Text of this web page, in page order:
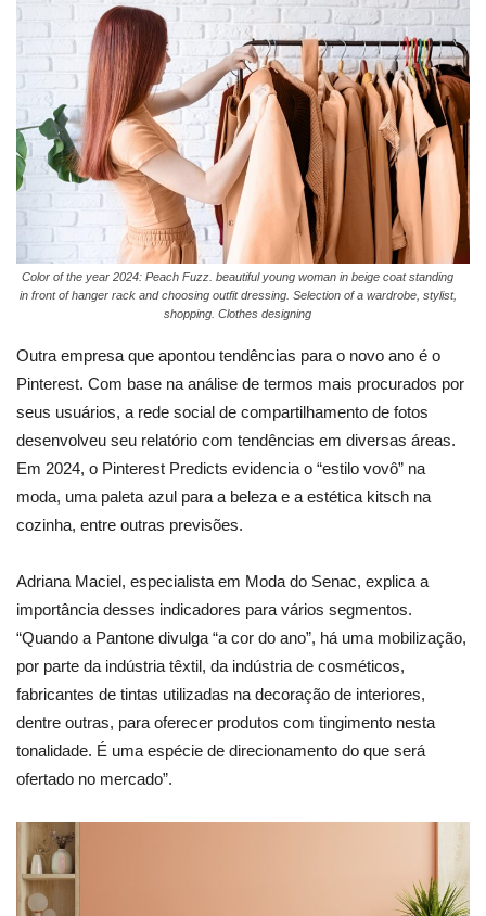
Color of the year 2024: Peach Fuzz. beautiful young woman in beige coat standing
in front of hanger rack and choosing outfit dressing. Selection of a wardrobe, stylist,
shopping. Clothes designing
Outra empresa que apontou tendências para o novo ano é o
Pinterest. Com base na análise de termos mais procurados por
seus usuários, a rede social de compartilhamento de fotos
desenvolveu seu relatório com tendências em diversas áreas.
Em 2024, o Pinterest Predicts evidencia o “estilo vovô” na
moda, uma paleta azul para a beleza e a estética kitsch na
cozinha, entre outras previsões.
Adriana Maciel, especialista em Moda do Senac, explica a
importância desses indicadores para vários segmentos.
“Quando a Pantone divulga “a cor do ano”, há uma mobilização,
por parte da indústria têxtil, da indústria de cosméticos,
fabricantes de tintas utilizadas na decoração de interiores,
dentre outras, para oferecer produtos com tingimento nesta
tonalidade. É uma espécie de direcionamento do que será
ofertado no mercado”.